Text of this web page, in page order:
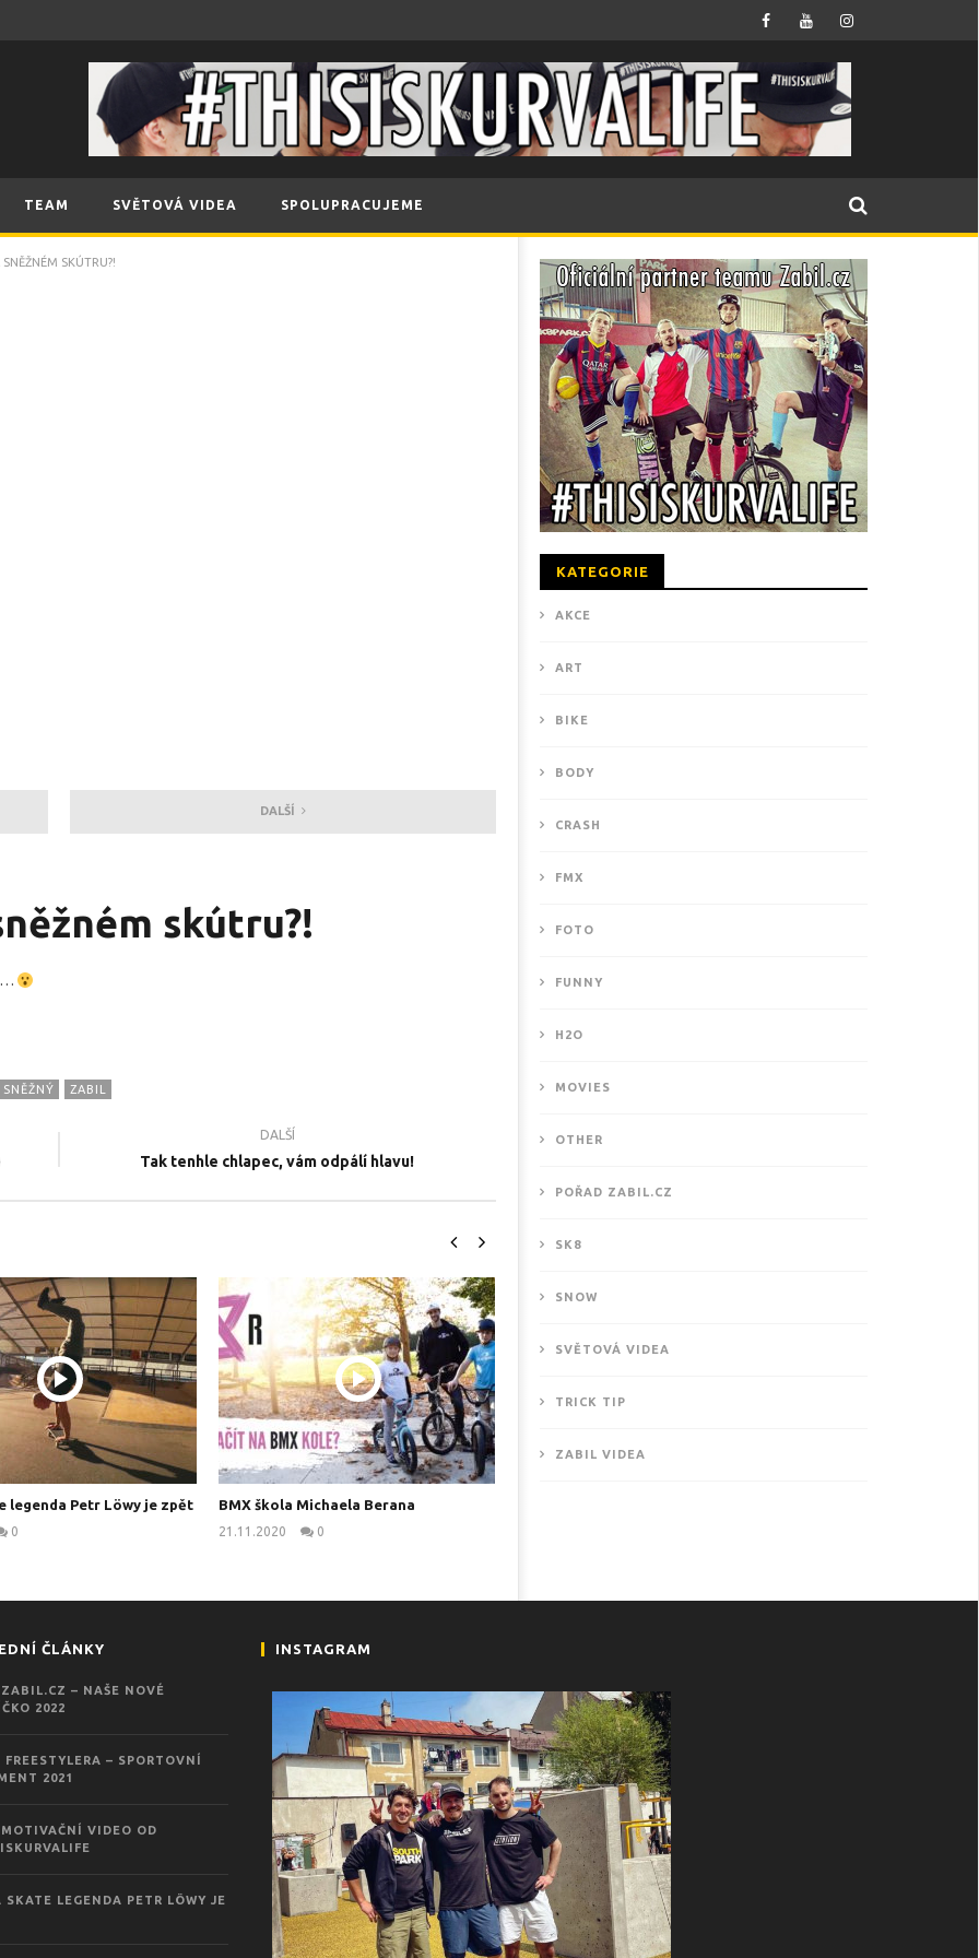
TEAM SVĚTOVÁ VIDEA SPOLUPRACUJEME
SKÚTRU?!
DALŠÍ
skútru?!
2022
dokument 2021
Nové motivační video od
#THISISKURVALIFE
26.1.2017
SNĚŽNÝ ZABIL
DALŠÍ
Tak tenhle chlapec, vám odpálí hlavu!
legenda Petr Löwy je zpět
0
BMX škola Michaela Berana
21.11.2020
0
KATEGORIE
AKCE
ART
BIKE
BODY
CRASH
FMX
FOTO
FUNNY
H2O
MOVIES
OTHER
POŘAD ZABIL.CZ
SK8
SNOW
SVĚTOVÁ VIDEA
TRICK TIP
ZABIL VIDEA
ČLÁNKY
– NAŠE NOVÉ
2022
– SPORTOVNÍ
2021
MOTIVAČNÍ VIDEO OD
SKATE LEGENDA PETR LÖWY JE
INSTAGRAM